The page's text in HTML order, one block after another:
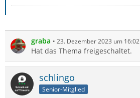
graba 23. Dezember 2023 um 16:02
Hat das Thema freigeschaltet.
schlingo
Senior-Mitglied